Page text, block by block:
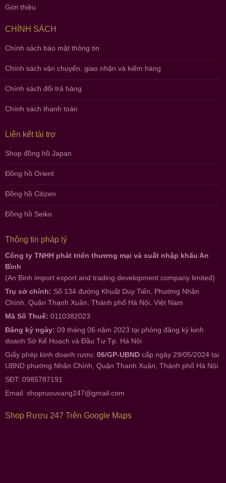
Giới thiệu
CHÍNH SÁCH
Chính sách bảo mật thông tin
Chính sách vận chuyển, giao nhận và kiểm hàng
Chính sách đổi trả hàng
Chính sách thanh toán
Liên kết tài trợ
Shop đồng hồ Japan
Đồng hồ Orient
Đồng hồ Citizen
Đồng hồ Seiko
Thông tin pháp lý
Công ty TNHH phát triển thương mại và xuất nhập khẩu An
Bình
(An Binh import export and trading development company limited)
Trụ sở chính: Số 134 đường Khuất Duy Tiến, Phường Nhân
Chính, Quận Thanh Xuân, Thành phố Hà Nội, Việt Nam
Mã Số Thuế: 0110382023
Đăng ký ngày: 09 tháng 06 năm 2023 tại phòng đăng ký kinh
doanh Sở Kế Hoạch và Đầu Tư Tp. Hà Nội
Giấy phép kinh doanh rượu: 06/GP-UBND cấp ngày 29/05/2024 tại
UBND phường Nhân Chính, Quận Thanh Xuân, Thành phố Hà Nội
SĐT: 0985787191
Email: shopruouvang247@gmail.com
Shop Rượu 247 Trên Google Maps